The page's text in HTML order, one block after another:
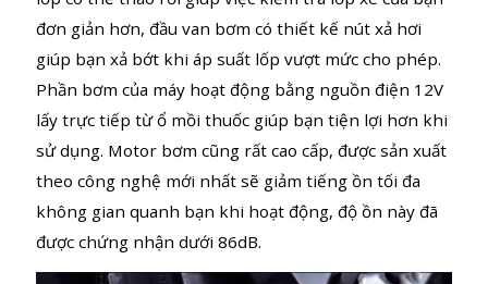
Máy bơm hơi ô tô Michelin 12260
Chiếc máy bơm hơi này có đồng hồ kiểm tra áp suất
lốp có thể tháo rời giúp việc kiểm tra lốp xe của bạn
đơn giản hơn, đầu van bơm có thiết kế nút xả hơi
giúp bạn xả bớt khi áp suất lốp vượt mức cho phép.
Phần bơm của máy hoạt động bằng nguồn điện 12V
lấy trực tiếp từ ổ mồi thuốc giúp bạn tiện lợi hơn khi
sử dụng. Motor bơm cũng rất cao cấp, được sản xuất